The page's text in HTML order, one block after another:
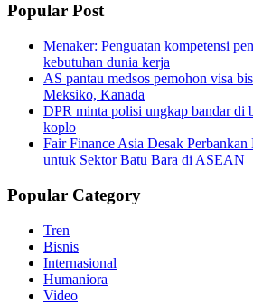
Popular Post
Menaker: Penguatan kompetensi
kebutuhan dunia kerja
AS pantau medsos pemohon visa
Meksiko, Kanada
DPR minta polisi ungkap bandar di
koplo
Fair Finance Asia Desak Perbankan
untuk Sektor Batu Bara di ASEAN
Popular Category
Tren
Bisnis
Internasional
Humaniora
Video